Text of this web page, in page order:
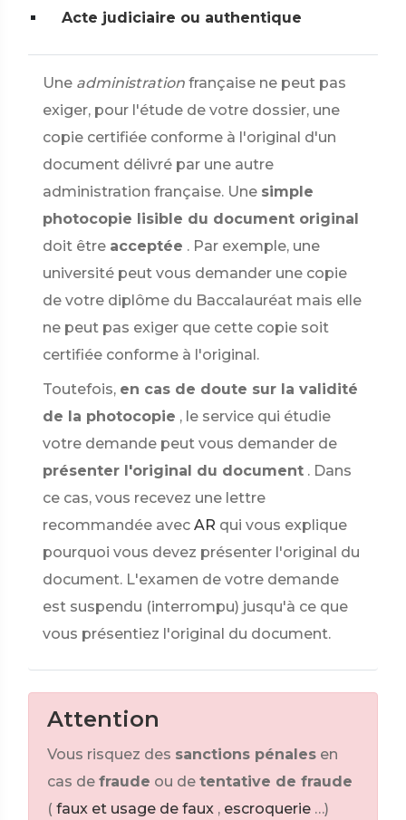
Acte judiciaire ou authentique
Une administration française ne peut pas
exiger, pour l'étude de votre dossier, une
copie certifiée conforme à l'original d'un
document délivré par une autre
administration française. Une simple
photocopie lisible du document original
doit être acceptée . Par exemple, une
université peut vous demander une copie
de votre diplôme du Baccalauréat mais elle
ne peut pas exiger que cette copie soit
certifiée conforme à l'original.
Toutefois, en cas de doute sur la validité
de la photocopie , le service qui étudie
votre demande peut vous demander de
présenter l'original du document . Dans
ce cas, vous recevez une lettre
recommandée avec AR qui vous explique
pourquoi vous devez présenter l'original du
document. L'examen de votre demande
est suspendu (interrompu) jusqu'à ce que
vous présentiez l'original du document.
Attention
Vous risquez des sanctions pénales en
cas de fraude ou de tentative de fraude
( faux et usage de faux , escroquerie …)